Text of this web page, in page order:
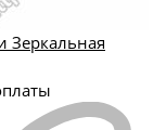
Зеркальная